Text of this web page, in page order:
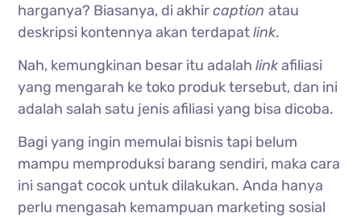
harganya? Biasanya, di akhircaptionatau
deskripsi kontennya akan terdapatlink.
Nah, kemungkinan besar itu adalahlinkafiliasi
yang mengarah ke toko produk tersebut, dan ini
adalah salah satu jenis afiliasi yang bisa dicoba.
Bagi yang ingin memulai bisnis tapi belum
mampu memproduksi barang sendiri, maka cara
ini sangat cocok untuk dilakukan. Anda hanya
perlu mengasah kemampuan marketing sosial